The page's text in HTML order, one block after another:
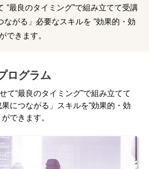
“最良のタイミング”で組み立てて受講
ながる」必要なスキルを “効果的・効
できます。
ログラム
て“最良のタイミング”で組み立てて
果につながる」スキルを“効果的・効
できます。